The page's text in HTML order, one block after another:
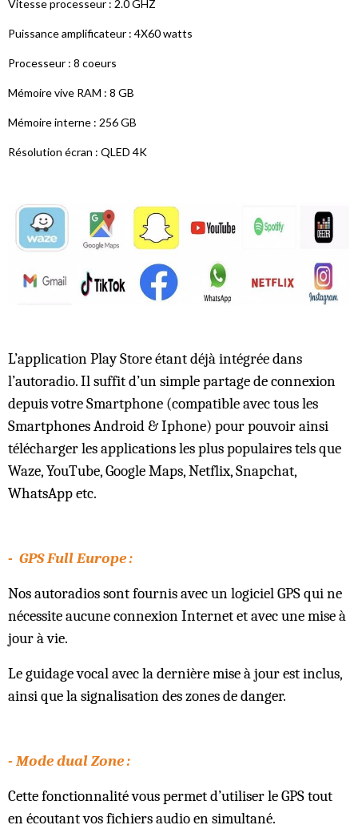
Vitesse processeur : 2.0 GHZ
Puissance amplificateur : 4X60 watts
Processeur : 8 coeurs
Mémoire vive RAM : 8 GB
Mémoire interne : 256 GB
Résolution écran : QLED 4K
L’application Play Store étant déjà intégrée dans
l’autoradio. Il suffit d’un simple partage de connexion
depuis votre Smartphone (compatible avec tous les
Smartphones Android & Iphone) pour pouvoir ainsi
télécharger les applications les plus populaires tels que
Waze, YouTube, Google Maps, Netflix, Snapchat,
WhatsApp etc.
- GPS Full Europe :
Nos autoradios sont fournis avec un logiciel GPS qui ne
nécessite aucune connexion Internet et avec une mise à
jour à vie.
Le guidage vocal avec la dernière mise à jour est inclus,
ainsi que la signalisation des zones de danger.
- Mode dual Zone :
Cette fonctionnalité vous permet d’utiliser le GPS tout
en écoutant vos fichiers audio en simultané.